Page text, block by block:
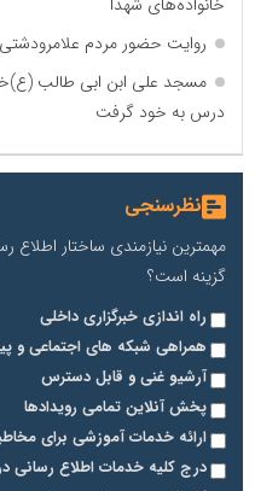
روایت حضور مردم علامرودشتی
مسجد علی ابن ابی طالب
درس به خود گرفت
نظرسنجی
مهمترین نیازمندی ساختار
گزینه است؟
راه اندازی خبرگزاری داخلی
همراهی شبکه های اجتماعی و
آرشیو غنی و قابل دسترس
پخش آنلاین تمامی رویدادها
ارائه خدمات آموزشی برای
درج کلیه خدمات اطلاع رسانی